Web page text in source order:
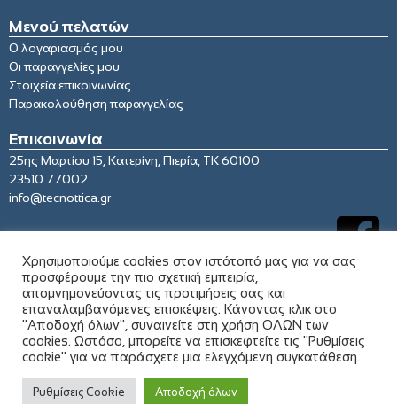
Μενού πελατών
Ο λογαριασμός μου
Οι παραγγελίες μου
Στοιχεία επικοινωνίας
Παρακολούθηση παραγγελίας
Επικοινωνία
25ης Μαρτίου 15, Κατερίνη, Πιερία, ΤΚ 60100
23510 77002
info@tecnottica.gr
Χρησιμοποιούμε cookies στον ιστότοπό μας για να σας
προσφέρουμε την πιο σχετική εμπειρία,
απομνημονεύοντας τις προτιμήσεις σας και
επαναλαμβανόμενες επισκέψεις. Κάνοντας κλικ στο
"Αποδοχή όλων", συναινείτε στη χρήση ΟΛΩΝ των
cookies. Ωστόσο, μπορείτε να επισκεφτείτε τις "Ρυθμίσεις
cookie" για να παράσχετε μια ελεγχόμενη συγκατάθεση.
Ρυθμίσεις Cookie Αποδοχή όλων